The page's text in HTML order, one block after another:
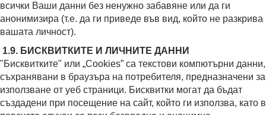
всички Ваши данни без ненужно забавяне или да ги
анонимизира (т.е. да ги приведе във вид, който не разкрива
вашата личност).
1.9. БИСКВИТКИТЕ И ЛИЧНИТЕ ДАННИ
"Бисквитките" или „Cookies” са текстови компютърни данни,
съхранявани в браузъра на потребителя, предназначени за
използване от уеб страници. Бисквитки могат да бъдат
създадени при посещение на сайт, който ги използва, като в